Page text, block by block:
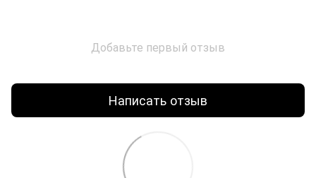
Добавьте первый отзыв
Написать отзыв